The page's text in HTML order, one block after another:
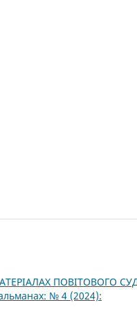
ПОВІТОВОГО
№ 4 (2024):